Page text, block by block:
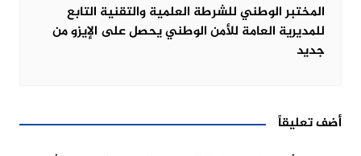
المختبر الوطني للشرطة العلمية والتقنية التابع
للمديرية العامة للأمن الوطني يحصل على الإيزو من
جديد
أضف تعليقاً